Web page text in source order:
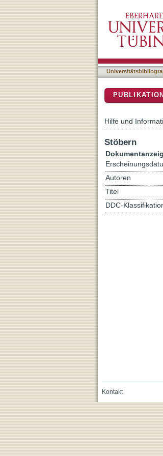
Heidelberg
Hilfe und
Stöbern
Autoren
Titel
DDC-
Kontakt